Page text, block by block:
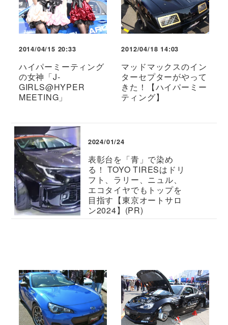
2014/04/15 20:33
ハイパーミーティング
の女神「J-
GIRLS@HYPER
MEETING」
2012/04/18 14:03
マッドマックスのイン
ターセプターがやって
きた！【ハイパーミー
ティング】
2024/01/24
表彰台を「青」で染め
る！ TOYO TIRESはドリ
フト、ラリー、ニュル、
エコタイヤでもトップを
目指す【東京オートサロ
ン2024】(PR)